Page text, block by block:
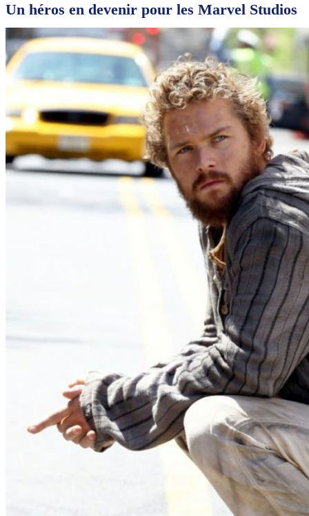
Un héros en devenir pour les Marvel Studios